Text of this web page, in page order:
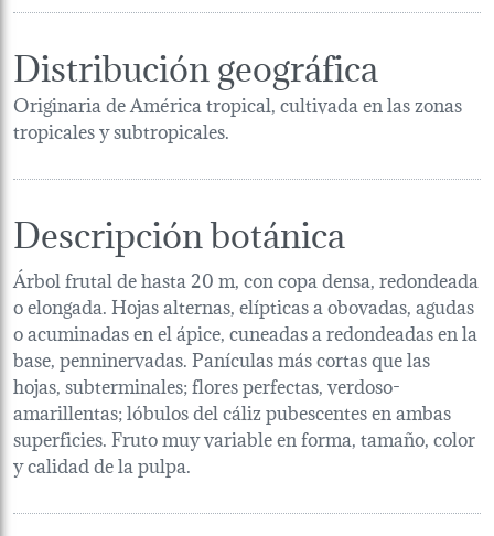
Distribución geográfica
Originaria de América tropical, cultivada en las zonas
tropicales y subtropicales.
Descripción botánica
Árbol frutal de hasta 20 m, con copa densa, redondeada
o elongada. Hojas alternas, elípticas a obovadas, agudas
o acuminadas en el ápice, cuneadas a redondeadas en la
base, penninervadas. Panículas más cortas que las
hojas, subterminales; flores perfectas, verdoso-
amarillentas; lóbulos del cáliz pubescentes en ambas
superficies. Fruto muy variable en forma, tamaño, color
y calidad de la pulpa.